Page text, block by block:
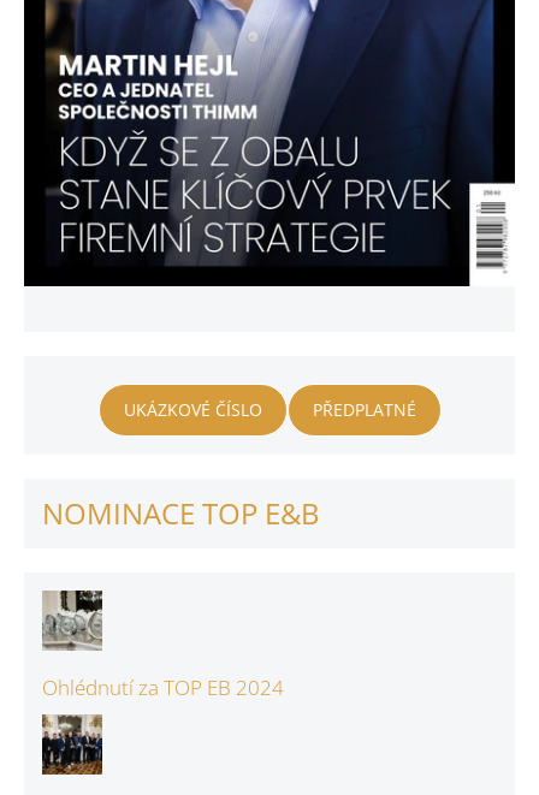
UKÁZKOVÉ ČÍSLO PŘEDPLATNÉ
NOMINACE TOP E&B
Ohlédnutí za TOP EB 2024